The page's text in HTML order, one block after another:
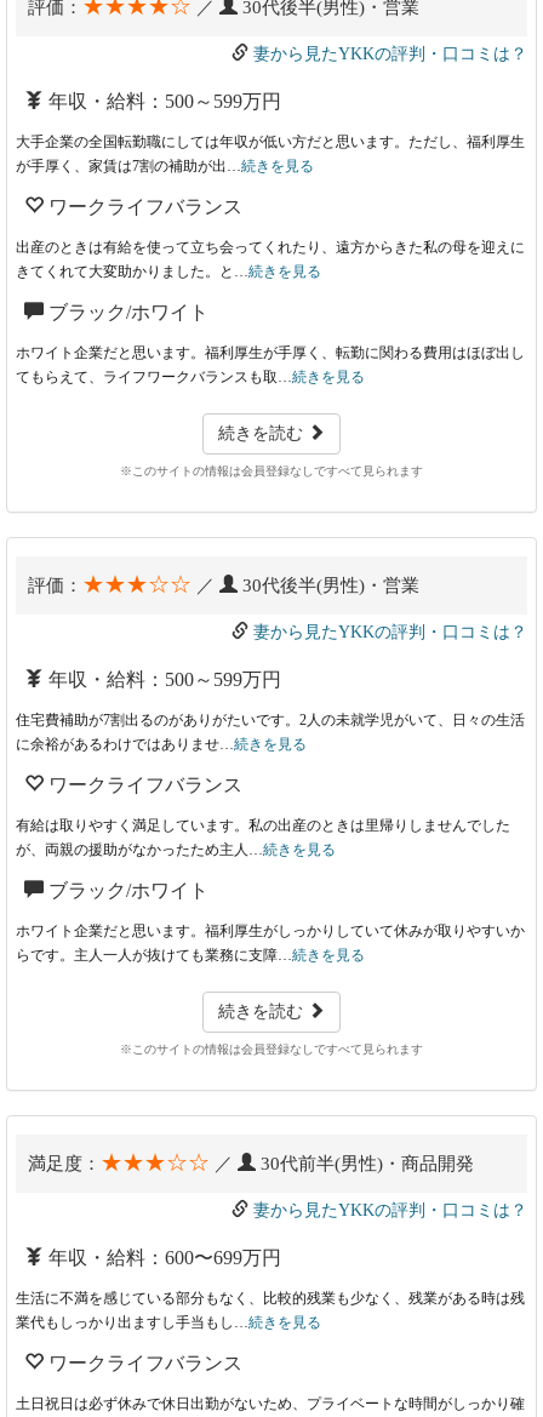
評価： ★★★★☆ ／ 30代後半(男性)・営業
妻から見たYKKの評判・口コミは？
年収・給料：500～599万円
大手企業の全国転勤職にしては年収が低い方だと思います。ただし、福利厚生
が手厚く、家賃は7割の補助が出…続きを見る
ワークライフバランス
出産のときは有給を使って立ち会ってくれたり、遠方からきた私の母を迎えに
きてくれて大変助かりました。と…続きを見る
ブラック/ホワイト
ホワイト企業だと思います。福利厚生が手厚く、転勤に関わる費用はほぼ出し
てもらえて、ライフワークバランスも取…続きを見る
続きを読む
※このサイトの情報は会員登録なしですべて見られます
評価： ★★★☆☆ ／ 30代後半(男性)・営業
妻から見たYKKの評判・口コミは？
年収・給料：500～599万円
住宅費補助が7割出るのがありがたいです。2人の未就学児がいて、日々の生活
に余裕があるわけではありませ…続きを見る
ワークライフバランス
有給は取りやすく満足しています。私の出産のときは里帰りしませんでした
が、両親の援助がなかったため主人…続きを見る
ブラック/ホワイト
ホワイト企業だと思います。福利厚生がしっかりしていて休みが取りやすいか
らです。主人一人が抜けても業務に支障…続きを見る
続きを読む
※このサイトの情報は会員登録なしですべて見られます
満足度： ★★★☆☆ ／ 30代前半(男性)・商品開発
妻から見たYKKの評判・口コミは？
年収・給料：600〜699万円
生活に不満を感じている部分もなく、比較的残業も少なく、残業がある時は残
業代もしっかり出ますし手当もし…続きを見る
ワークライフバランス
土日祝日は必ず休みで休日出勤がないため、プライベートな時間がしっかり確